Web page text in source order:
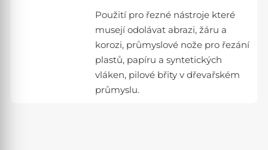
Použití pro řezné nástroje které
musejí odolávat abrazi, žáru a
korozi, průmyslové nože pro řezání
plastů, papíru a syntetických
vláken, pilové břity v dřevařském
průmyslu.